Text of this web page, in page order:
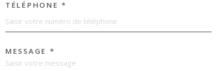
TÉLÉPHONE *
MESSAGE *